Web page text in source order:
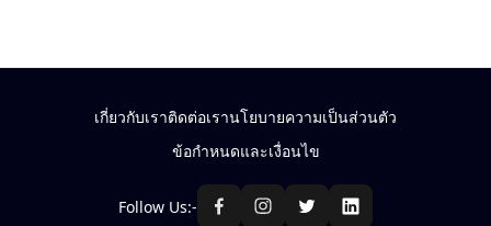
เกี่ยวกับเราติดต่อเรานโยบายความเป็นส่วนตัว
ข้อกำหนดและเงื่อนไข
Follow Us:-